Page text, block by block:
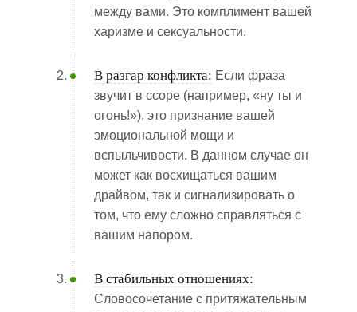
между вами. Это комплимент вашей
харизме и сексуальности.
В разгар конфликта: Если фраза
звучит в ссоре (например, «ну ты и
огонь!»), это признание вашей
эмоциональной мощи и
вспыльчивости. В данном случае он
может как восхищаться вашим
драйвом, так и сигнализировать о
том, что ему сложно справляться с
вашим напором.
В стабильных отношениях:
Словосочетание с притяжательным